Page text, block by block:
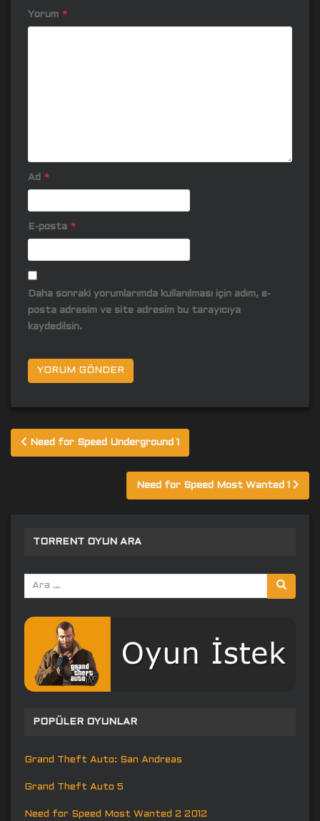
Yorum *
Ad *
E-posta *
Daha sonraki yorumlarımda kullanılması için adım, e-
posta adresim ve site adresim bu tarayıcıya
kaydedilsin.
Yazı
gezinmesi
Need for Speed Underground 1
Need for Speed Most Wanted 1
TORRENT OYUN ARA
Arama
yap:
POPÜLER OYUNLAR
Grand Theft Auto: San Andreas
Grand Theft Auto 5
Need for Speed Most Wanted 2 2012